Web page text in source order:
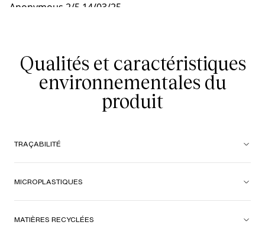
Anonymous 2/5 14/03/25
Qualités et caractéristiques
environnementales du
produit
TRAÇABILITÉ
MICROPLASTIQUES
MATIÈRES RECYCLÉES